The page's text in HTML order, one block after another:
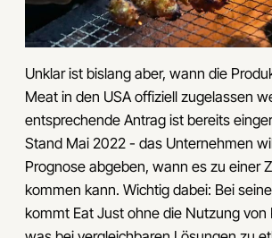
Unklar ist bislang aber, wann die
Meat in den USA offiziell zugelassen
entsprechende Antrag ist bereits
Stand Mai 2022 - das Unternehmen
Prognose abgeben, wann es zu einer
kommen kann. Wichtig dabei: Bei
kommt Eat Just ohne die Nutzung von